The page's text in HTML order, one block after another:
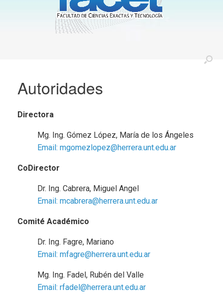
Autoridades
Directora
Mg. Ing. Gómez López, María de los Ángeles
Email: mgomezlopez@herrera.unt.edu.ar
CoDirector
Dr. Ing. Cabrera, Miguel Angel
Email: mcabrera@herrera.unt.edu.ar
Comité Académico
Dr. Ing. Fagre, Mariano
Email: mfagre@herrera.unt.edu.ar
Mg. Ing. Fadel, Rubén del Valle
Email: rfadel@herrera.unt.edu.ar